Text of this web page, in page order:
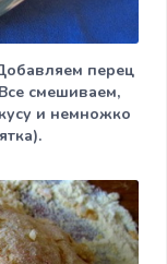
перец
смешиваем,
и немножко